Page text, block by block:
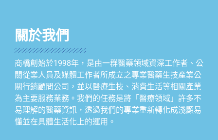
關於我們
商橋創始於1998年，是由一群醫藥領域資深工作者、公
關從業人員及媒體工作者所成立之專業醫藥生技產業公
關行銷顧問公司，並以醫療生技、消費生活等相關產業
為主要服務業務。我們的任務是將「醫療領域」許多不
易理解的醫藥資訊，透過我們的專業重新轉化成淺顯易
懂並在具體生活化上的運用。